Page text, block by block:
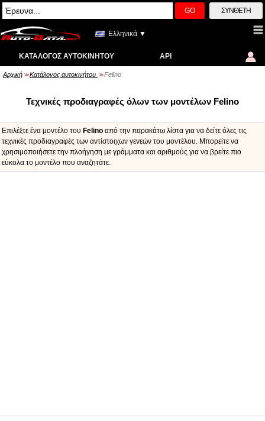
GO ΣΎΝΘΕΤΗ
Ελληνικά ▼
ΚΑΤΆΛΟΓΟΣ ΑΥΤΟΚΙΝΉΤΟΥ API
Αρχική >> Κατάλογος αυτοκινήτου >> Felino
Τεχνικές προδιαγραφές όλων των μοντέλων Felino
Επιλέξτε ένα μοντέλο του Felino από την παρακάτω λίστα για να δείτε όλες τις
τεχνικές προδιαγραφές των αντίστοιχων γενεών του μοντέλου. Μπορείτε να
χρησιμοποιήσετε την πλοήγηση με γράμματα και αριθμούς για να βρείτε πιο
εύκολα το μοντέλο που αναζητάτε.